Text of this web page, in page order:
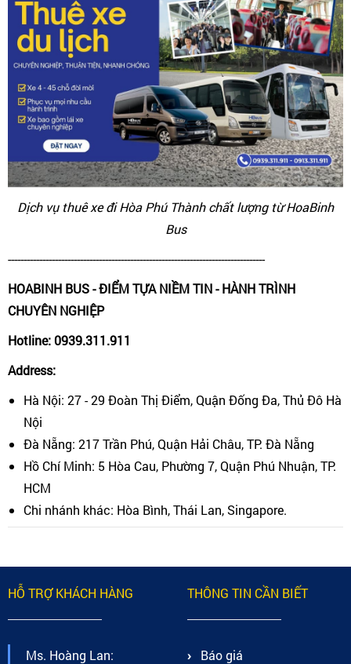
Dịch vụ thuê xe đi Hòa Phú Thành chất lượng từ HoaBinh
Bus
----------------------------------------------------------------------------------
HOABINH BUS - ĐIỂM TỰA NIỀM TIN - HÀNH TRÌNH
CHUYÊN NGHIỆP
Hotline: 0939.311.911
Address:
Hà Nội: 27 - 29 Đoàn Thị Điểm, Quận Đống Đa, Thủ Đô Hà
Nội
Đà Nẵng: 217 Trần Phú, Quận Hải Châu, TP. Đà Nẵng
Hồ Chí Minh: 5 Hòa Cau, Phường 7, Quận Phú Nhuận, TP.
HCM
Chi nhánh khác: Hòa Bình, Thái Lan, Singapore.
HỖ TRỢ KHÁCH HÀNG
Ms. Hoàng Lan:
THÔNG TIN CẦN BIẾT
Báo giá